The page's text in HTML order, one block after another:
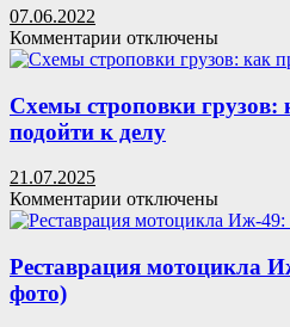
07.06.2022
Комментарии к
записи
станок
своими
руками
швейной
машинки
отключены
Схемы строповки грузов:
подойти к делу
21.07.2025
Комментарии к
записи
строповки
грузов:
отключены
Реставрация мотоцикла
фото)